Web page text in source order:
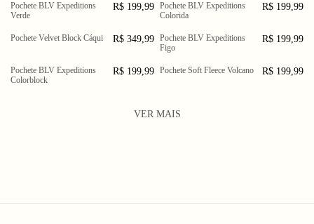
Pochete BLV Expeditions
Verde
R$ 199,99 Pochete BLV Expeditions
Colorida
R$ 199,99
Pochete Velvet Block Cáqui R$ 349,99 Pochete BLV Expeditions
Figo
R$ 199,99
Pochete BLV Expeditions
Colorblock
R$ 199,99 Pochete Soft Fleece Volcano R$ 199,99
VER MAIS